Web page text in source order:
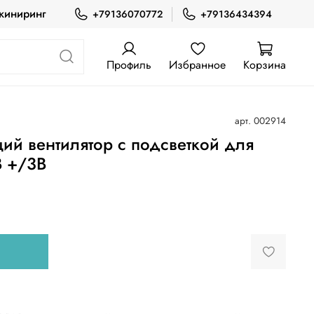
+79136070772 +79136434394
Профиль Избранное Корзина
арт. 002914
вентилятор с подсветкой для
+/3B